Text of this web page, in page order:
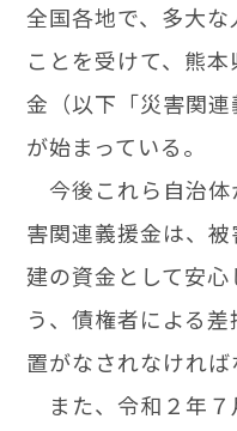
全国各地で、多大
ことを受けて、熊
金（以下「災害関
が始まっている。
今後これら自治体
害関連義援金は、
建の資金として安
う、債権者による
置がなされなければ
また、令和２年７